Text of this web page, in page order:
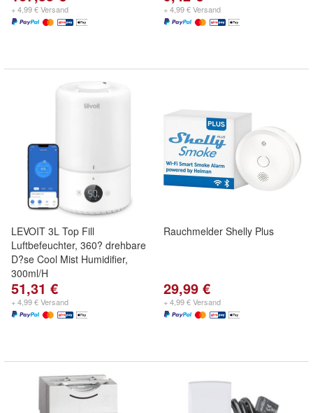
+ 4,99 € Versand + 4,99 € Versand
LEVOIT 3L Top Fill
Luftbefeuchter, 360? drehbare
D?se Cool Mist Humidifier,
300ml/H
51,31 €
+ 4,99 € Versand
Rauchmelder Shelly Plus
29,99 €
+ 4,99 € Versand